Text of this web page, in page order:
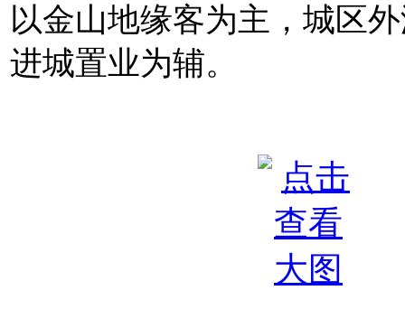
以金山地缘客为主，城区
进城置业为辅。